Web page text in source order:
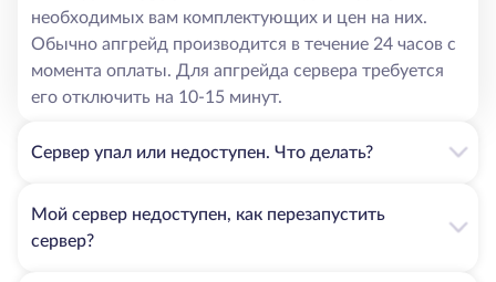
необходимых вам комплектующих и цен на них.
Обычно апгрейд производится в течение 24 часов с
момента оплаты. Для апгрейда сервера требуется
его отключить на 10-15 минут.
Сервер упал или недоступен. Что делать?
Мой сервер недоступен, как перезапустить
сервер?